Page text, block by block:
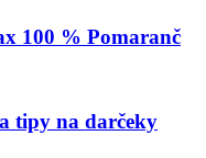
100 % Pomaranč
tipy na darčeky